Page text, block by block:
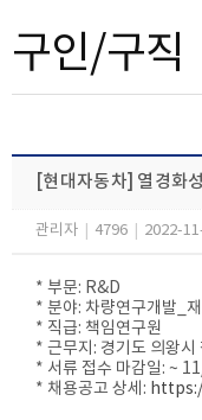
구인/구직
[현대자동차] 열경화
관리자 4796 2022-
* 부문: R&D
* 분야: 차량연구개발_
* 직급: 책임연구원​
* 근무지: 경기도 의왕
* 서류 접수 마감일: ~
* 채용공고 상세: